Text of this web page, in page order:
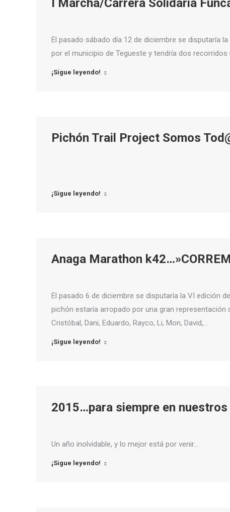
I Marcha/Carrera Solidaria
El pasado sábado día 12 de diciembre se disputaría
por el municipio de Tegueste y tendría dos
¡Sigue leyendo!
Pichón Trail Project Somos
¡Sigue leyendo!
Anaga Marathon
El pasado 6 de diciembre se disputaría la VI edición
pichón estaría arropado por una gran representación
Cristóbal, Dani, Eduardo, Rayco, Li, Mon, David,…
¡Sigue leyendo!
2015…para siempre en
Un año inolvidable, y lo mejor está por venir…
¡Sigue leyendo!